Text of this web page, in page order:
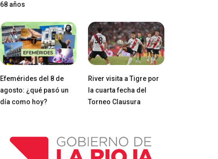
68 años
Efemérides del 8 de
agosto: ¿qué pasó un
día como hoy?
River visita a Tigre por
la cuarta fecha del
Torneo Clausura